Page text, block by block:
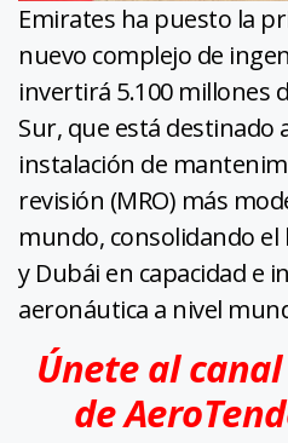
Emirates ha puesto la
nuevo complejo de
invertirá 5.100 millones
Sur, que está destinado
instalación de
revisión (MRO) más
mundo, consolidando
y Dubái en capacidad e
aeronáutica a nivel
Únete al
de